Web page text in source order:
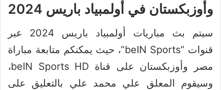
وأوزبكستان في أولمبياد باريس 2024
سيتم بث مباريات أولمبياد باريس 2024 عبر
قنوات “beIN Sports”، حيث يمكنكم متابعة مباراة
مصر وأوزبكستان على قناة beIN Sports HD،
وسيقوم المعلق علي محمد علي بالتعليق على